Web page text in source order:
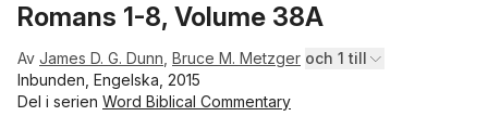
Romans 1-8, Volume 38A
Av James D. G. Dunn Bruce M. Metzger och 1 till
Inbunden, Engelska, 2015
Del i serien Word Biblical Commentary